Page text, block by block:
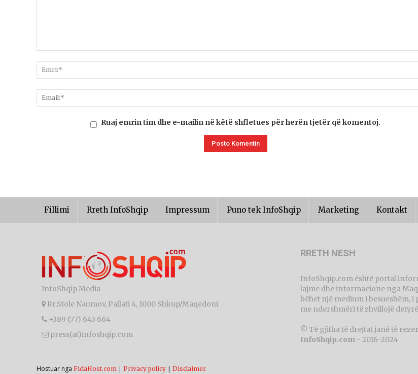
Ruaj emrin tim dhe e-mailin në këtë shfletues për herën tjetër që komentoj.
Fillimi Rreth InfoShqip Impressum Puno tek InfoShqip Marketing Kontakt
InfoShqip Media
Rr.Stole Naumov, Pallati 4, 1000 Shkup/Maqedoni
+389 (77) 643 664
press(at)infoshqip.com
RRETH NESH
InfoShqip.com është portal
lajme dhe informacione nga
bëhet një medium i besueshëm,
me ndershmëri të zhvillojë
© Të gjitha të drejtat janë të
InfoShqip.com - 2016-2024
Hostuar nga FidaHost.com | Privacy policy | Disclaimer